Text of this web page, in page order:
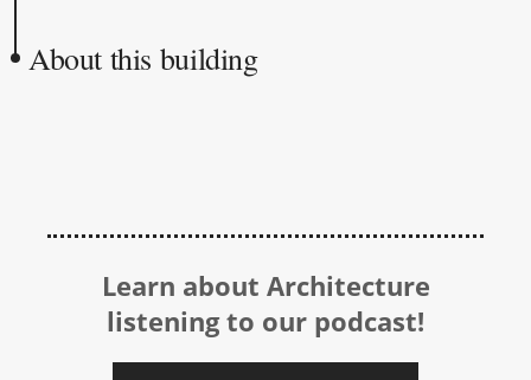
About this building
Learn about Architecture
listening to our podcast!